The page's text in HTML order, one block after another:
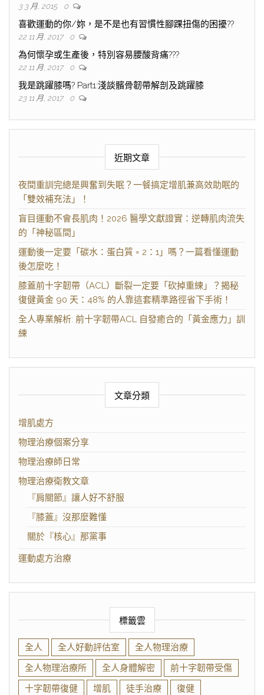
3 3 月, 2015 0
喜歡運動的你/妳，是不是也有習慣性腳踝扭傷的困擾??
22 11 月, 2017 0
為何懷孕或生產後，特別容易腰酸背痛???
22 11 月, 2017 0
我是跳躍膝嗎? Part1:淺談髕骨韌帶解剖及跳躍膝
23 11 月, 2017 0
近期文章
夜間重訓完總是興奮到失眠？一餐搞定增肌兼高效助眠的
「雙效補充法」！
盲目運動不會長肌肉！2026 醫學文獻證實：逆轉肌肉流失
的「神秘區間」
運動後一定要「碳水：蛋白質 = 2：1」嗎？一篇看懂運動
後怎麼吃！
膝蓋前十字韌帶（ACL）斷裂一定要「砍掉重練」？揭秘
復健黃金 90 天：48% 的人靠這套精準路徑省下手術！
全人專業解析: 前十字韌帶ACL 自發癒合的「黃金應力」訓
練
文章分類
增肌處方
物理治療個案分享
物理治療師日常
物理治療衛教文章
『肩關節』讓人好不舒服
『膝蓋』沒那麼難懂
關於『核心』那黨事
運動處方治療
標籤雲
全人 全人好動評估室
全人物理治療
全人物理治療所
全人身體解密
前十字韌帶受傷
十字韌帶復健
增肌 徒手治療 復健